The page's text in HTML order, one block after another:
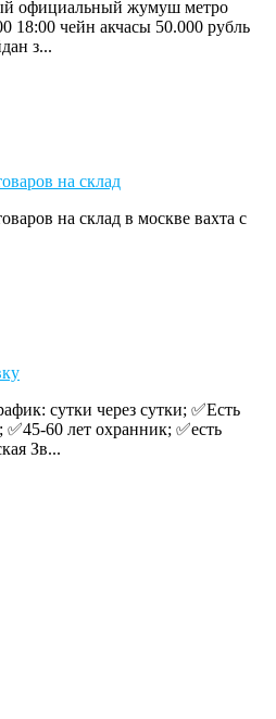
официальный жумуш метро
18:00 чейн акчасы 50.000 рубль
з...
на склад
на склад в москве вахта с
сутки через сутки; ✅Есть
60 лет охранник; ✅есть
Зв...